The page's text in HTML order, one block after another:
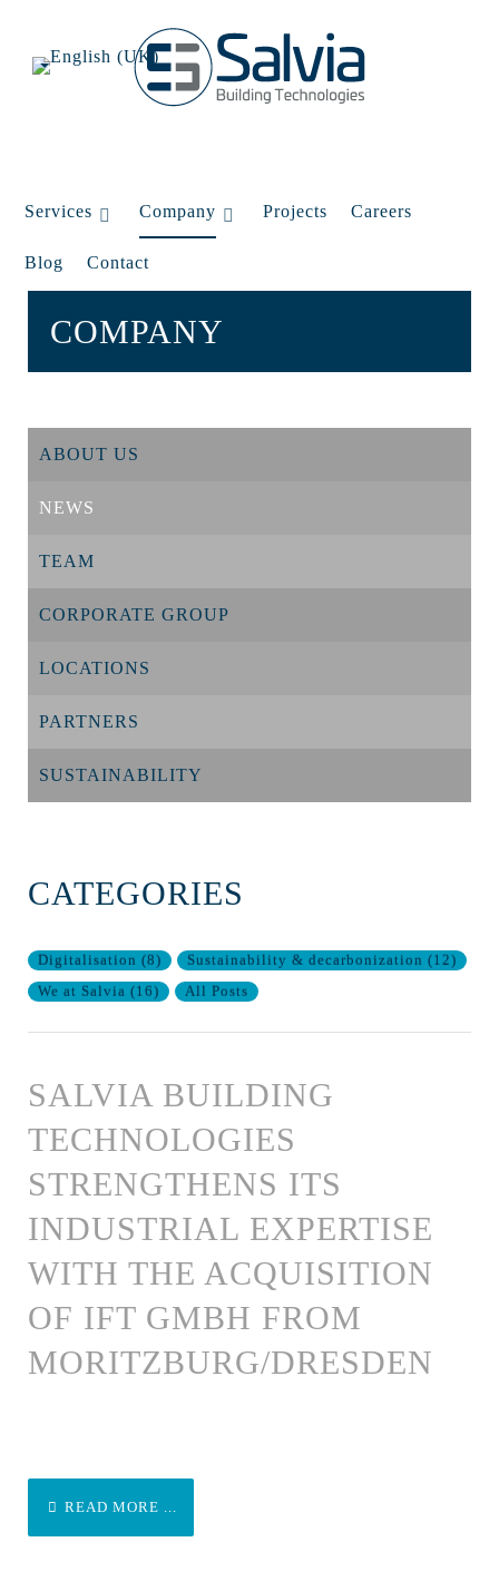
Services Company Projects Careers
Blog Contact
COMPANY
ABOUT US
NEWS
TEAM
CORPORATE GROUP
LOCATIONS
PARTNERS
SUSTAINABILITY
CATEGORIES
Digitalisation (8) Sustainability & decarbonization (12)
We at Salvia (16) All Posts
SALVIA BUILDING
TECHNOLOGIES
STRENGTHENS ITS
INDUSTRIAL EXPERTISE
WITH THE ACQUISITION
OF IFT GMBH FROM
MORITZBURG/DRESDEN
READ MORE ...